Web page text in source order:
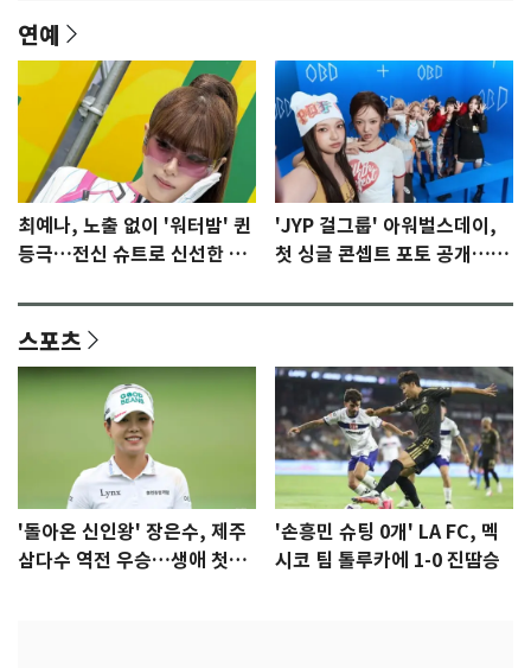
연예
최예나, 노출 없이 '워터밤' 퀸
등극…전신 슈트로 신선한 충
'JYP 걸그룹' 아워벌스데이,
첫 싱글 콘셉트 포토 공개…청
스포츠
'돌아온 신인왕' 장은수, 제주
삼다수 역전 우승…생애 첫승
'손흥민 슈팅 0개' LA FC, 멕
시코 팀 톨루카에 1-0 진땀승